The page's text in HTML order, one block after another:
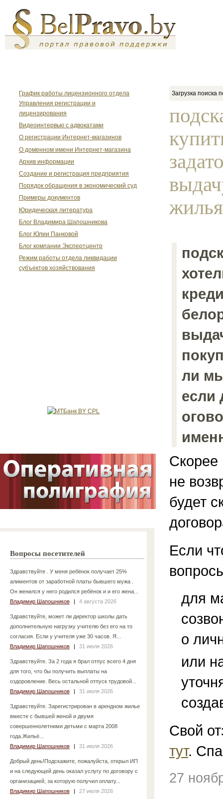
График работы лицензионного отдела
Управления регистрации и
лицензирования
Видеоинтервью с адвокатами
О регистрации Интернет-магазинов
О доменном имени Интернет-магазина
Архив информации
Создание и регистрация предприятия
Порядок обращения в экономический суд
Примеры документов
Юридическая литература
Блог Владимира Шапошникова
Блог Юлии Панковой
Блог компании Экспертцентр
Режим работы отдела ликвидации
субъектов хозяйствования
Вопросы посетителей
Здравствуйте . У меня ребёнок получает 25%
алиментов от заработной платы бывшего мужа .
Он женился у него родился ребёнок и и его жена...
Владимир Шапошников
| 4 августа 2026
Здравствуйте, может ли директор школы дать
дополнительную нагрузку учителю без его на то
согласия. Если у учителя уже 30 часов. Я...
Владимир Шапошников
| 31 июля 2026
Здравствуйте. За 2 года я брал отпус всего 4 дня
для того, что бы получить выплаты на
оздоровление. Весь остальной отпуск трудовой...
Владимир Шапошников
| 31 июля 2026
Здравствуйте. Зарегистрирован в арендном жилье
вместе с бывшей женой и двумя
совершеннолетними детьми с марта 2008
года.Жильё...
Владимир Шапошников
| 31 июля 2026
Добрый день!Подскажите, пожалуйста, открыл ИП
и на следующей день оказал услугу по договору с
организацией, за которую получил оплату...
Владимир Шапошников
| 27 июля 2026
Загрузка поиска
ли
если
Скорее
не
будет
Если
для
о
или
Свой
тут.
27